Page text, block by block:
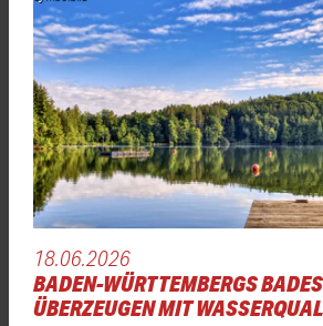
18.06.2026
BADEN-WÜRTTEMBERGS
ÜBERZEUGEN MIT